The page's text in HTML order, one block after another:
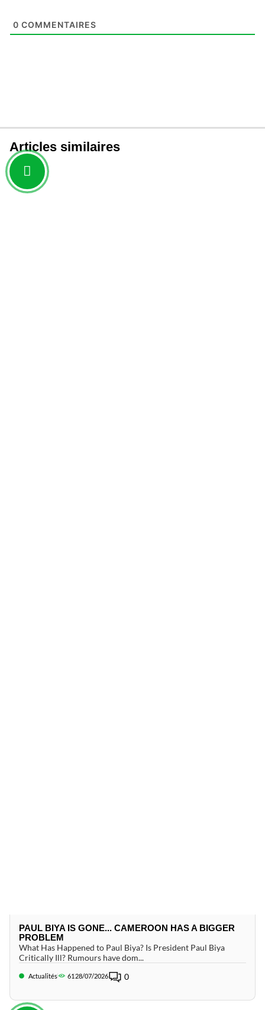
0 COMMENTAIRES
Articles similaires
PAUL BIYA IS GONE... CAMEROON HAS A BIGGER
PROBLEM
What Has Happened to Paul Biya? Is President Paul Biya
Critically Ill? Rumours have dom...
Actualités 6128/07/2026 0